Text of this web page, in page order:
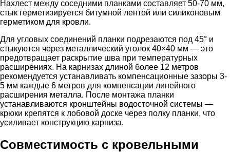
Нахлест между соседними планками составляет 50-70 мм,
стык герметизируется битумной лентой или силиконовым
герметиком для кровли.
Для угловых соединений планки подрезаются под 45° и
стыкуются через металлический уголок 40×40 мм — это
предотвращает раскрытие шва при температурных
расширениях. На карнизах длиной более 12 метров
рекомендуется устанавливать компенсационные зазоры 3-
5 мм каждые 6 метров для компенсации линейного
расширения металла. После монтажа планки
устанавливаются кронштейны водосточной системы —
крюки крепятся к лобовой доске через полку планки, что
усиливает конструкцию карниза.
Совместимость с кровельными